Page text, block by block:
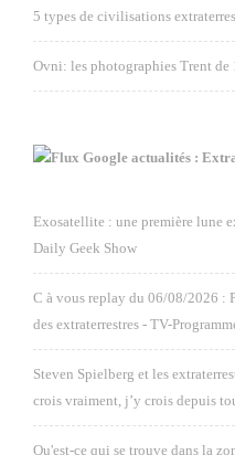
5 types de civilisations
Ovni: les photographies Trent de
Google actualités :
Exosatellite : une première lune
Daily Geek Show
C à vous replay du 06/08/2026 :
des extraterrestres - TV-
Steven Spielberg et les
crois vraiment, j’y crois depuis
Qu'est-ce qui se trouve dans la